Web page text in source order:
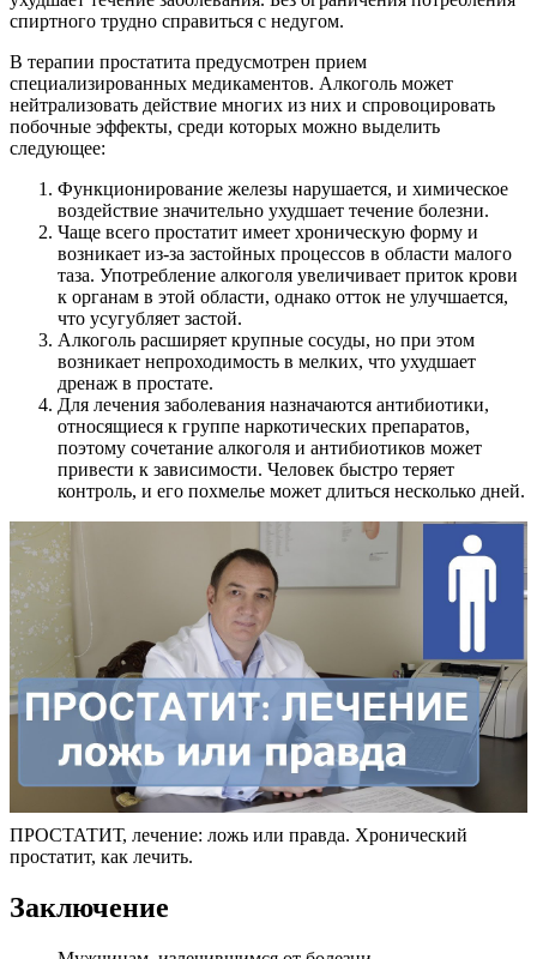
спиртного трудно справиться с недугом.
В терапии простатита предусмотрен прием
специализированных медикаментов. Алкоголь может
нейтрализовать действие многих из них и спровоцировать
побочные эффекты, среди которых можно выделить
следующее:
Функционирование железы нарушается, и химическое
воздействие значительно ухудшает течение болезни.
Чаще всего простатит имеет хроническую форму и
возникает из-за застойных процессов в области малого
таза. Употребление алкоголя увеличивает приток крови
к органам в этой области, однако отток не улучшается,
что усугубляет застой.
Алкоголь расширяет крупные сосуды, но при этом
возникает непроходимость в мелких, что ухудшает
дренаж в простате.
Для лечения заболевания назначаются антибиотики,
относящиеся к группе наркотических препаратов,
поэтому сочетание алкоголя и антибиотиков может
привести к зависимости. Человек быстро теряет
контроль, и его похмелье может длиться несколько дней.
ПРОСТАТИТ, лечение: ложь или правда. Хронический
простатит, как лечить.
Заключение